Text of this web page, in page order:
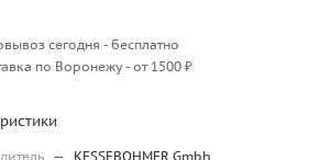
сегодня - бесплатно
по Воронежу - от 1500 ₽
—
KESSEBOHMER Gmbh